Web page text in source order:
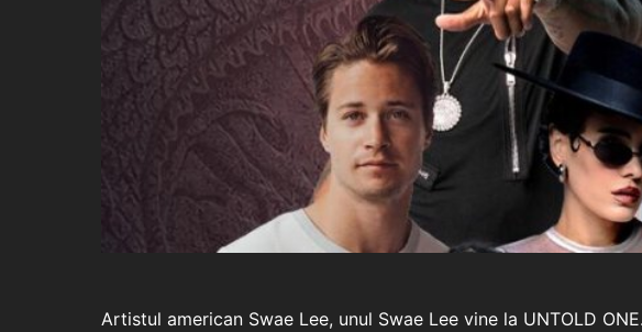
Artistul american Swae Lee, unul Swae Lee vine la UNTOLD